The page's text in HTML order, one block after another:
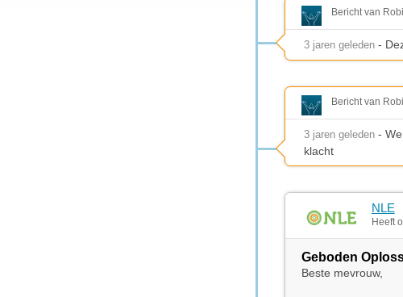
Bericht van
3 jaren geleden -
Bericht van
3 jaren geleden -
klacht
NLE
Heeft
Geboden
Beste mevrouw,